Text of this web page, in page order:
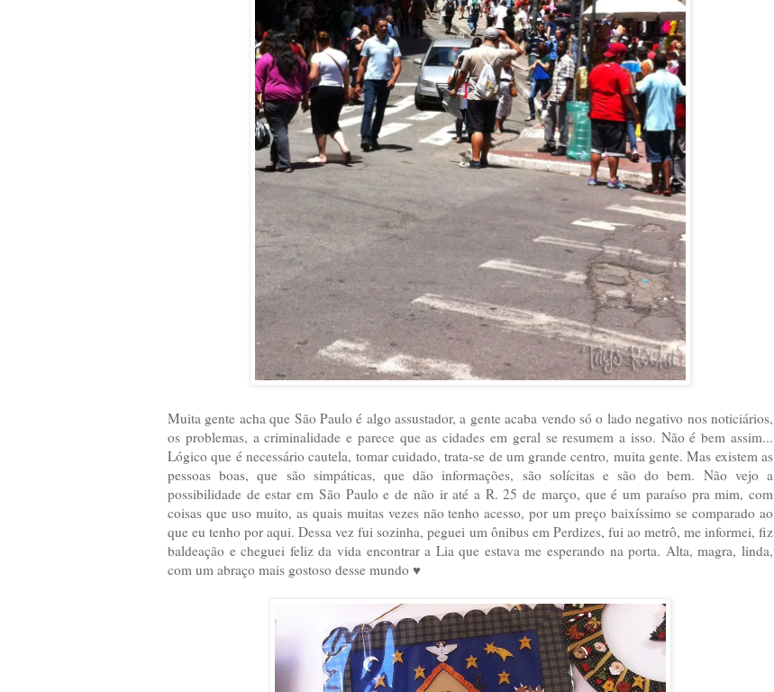
Muita gente acha que São Paulo é algo assustador, a gente acaba vendo só o lado negativo nos noticiários,
os problemas, a criminalidade e parece que as cidades em geral se resumem a isso. Não é bem assim...
Lógico que é necessário cautela, tomar cuidado, trata-se de um grande centro, muita gente. Mas existem as
pessoas boas, que são simpáticas, que dão informações, são solícitas e são do bem. Não vejo a
possibilidade de estar em São Paulo e de não ir até a R. 25 de março, que é um paraíso pra mim, com
coisas que uso muito, as quais muitas vezes não tenho acesso, por um preço baixíssimo se comparado ao
que eu tenho por aqui. Dessa vez fui sozinha, peguei um ônibus em Perdizes, fui ao metrô, me informei, fiz
baldeação e cheguei feliz da vida encontrar a Lia que estava me esperando na porta. Alta, magra, linda,
com um abraço mais gostoso desse mundo ♥